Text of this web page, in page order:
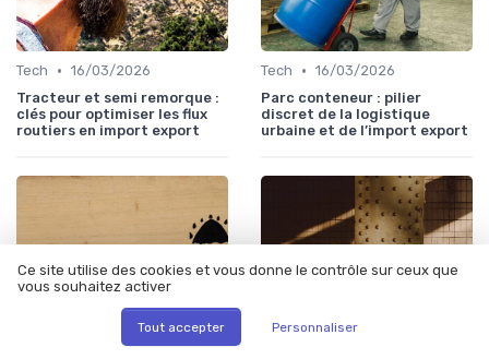
Tech • 16/03/2026
Tracteur et semi remorque :
clés pour optimiser les flux
routiers en import export
Tech • 16/03/2026
Parc conteneur : pilier
discret de la logistique
urbaine et de l’import export
Ce site utilise des cookies et vous donne le contrôle sur ceux que
vous souhaitez activer
Tout accepter Personnaliser